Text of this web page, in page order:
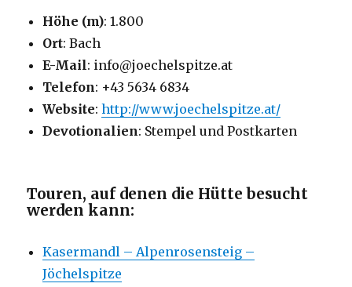
Höhe (m): 1.800
Ort: Bach
E-Mail: info@joechelspitze.at
Telefon: +43 5634 6834
Website:http://www.joechelspitze.at/
Devotionalien: Stempel und Postkarten
Touren, auf denen die Hütte besucht
werden kann:
Kasermandl – Alpenrosensteig –
Jöchelspitze